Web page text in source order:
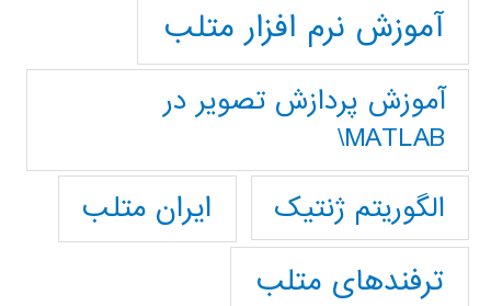
آموزش نرم افزار متلب
آموزش پردازش تصوير در
MATLAB\
الگوریتم ژنتیک
ایران متلب
ترفندهای متلب